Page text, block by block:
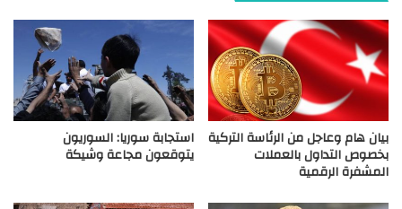
بيان هام وعاجل من الرئاسة التركية
بخصوص التداول بالعملات
المشفرة الرقمية
استجابة سوريا: السوريون
يتوقعون مجاعة وشيكة